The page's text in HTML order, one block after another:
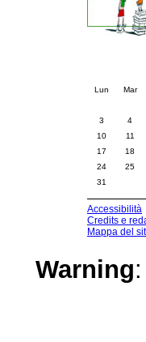
Lun Mar
3
4
10
11
17
18
24
25
31
Accessibilità
Credits e
Mappa del
Warning